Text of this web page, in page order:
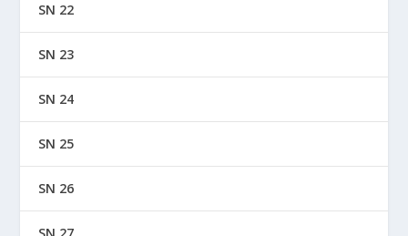
SN 22
SN 23
SN 24
SN 25
SN 26